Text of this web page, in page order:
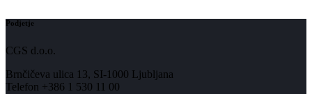
Podjetje
CGS d.o.o.
Brnčičeva ulica 13, SI-1000 Ljubljana
Telefon +386 1 530 11 00